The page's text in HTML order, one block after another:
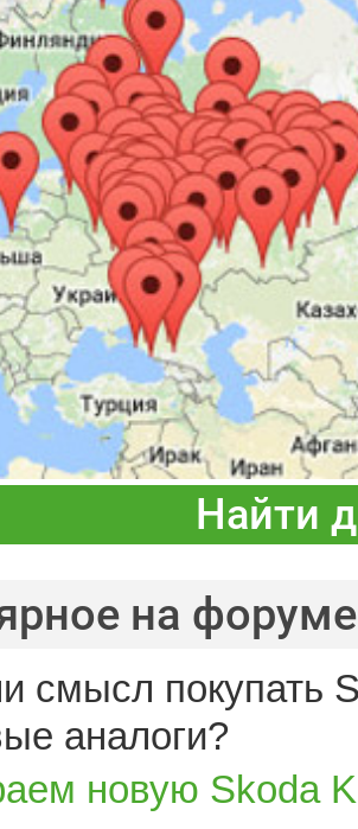
Найти
на форуме
смысл покупать
аналоги?
новую Skoda